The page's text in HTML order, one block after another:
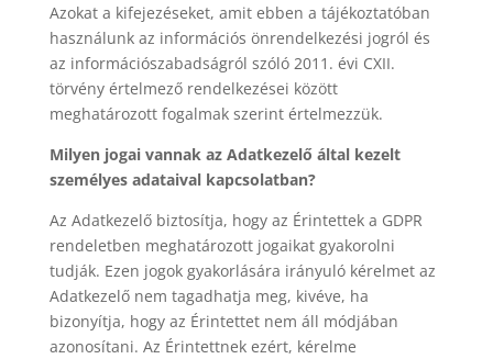
Azokat a kifejezéseket, amit ebben a tájékoztatóban
használunk az információs önrendelkezési jogról és
az információszabadságról szóló 2011. évi CXII.
törvény értelmező rendelkezései között
meghatározott fogalmak szerint értelmezzük.
Milyen jogai vannak az Adatkezelő által kezelt
személyes adataival kapcsolatban?
Az Adatkezelő biztosítja, hogy az Érintettek a GDPR
rendeletben meghatározott jogaikat gyakorolni
tudják. Ezen jogok gyakorlására irányuló kérelmet az
Adatkezelő nem tagadhatja meg, kivéve, ha
bizonyítja, hogy az Érintettet nem áll módjában
azonosítani. Az Érintettnek ezért, kérelme